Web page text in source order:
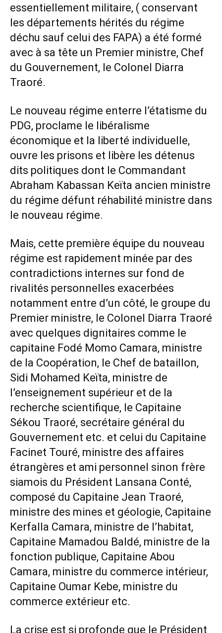
essentiellement militaire, ( conservant
les départements hérités du régime
déchu sauf celui des FAPA) a été formé
avec à sa tête un Premier ministre, Chef
du Gouvernement, le Colonel Diarra
Traoré.
Le nouveau régime enterre l’étatisme du
PDG, proclame le libéralisme
économique et la liberté individuelle,
ouvre les prisons et libère les détenus
dits politiques dont le Commandant
Abraham Kabassan Keïta ancien ministre
du régime défunt réhabilité ministre dans
le nouveau régime.
Mais, cette première équipe du nouveau
régime est rapidement minée par des
contradictions internes sur fond de
rivalités personnelles exacerbées
notamment entre d’un côté, le groupe du
Premier ministre, le Colonel Diarra Traoré
avec quelques dignitaires comme le
capitaine Fodé Momo Camara, ministre
de la Coopération, le Chef de bataillon,
Sidi Mohamed Keïta, ministre de
l’enseignement supérieur et de la
recherche scientifique, le Capitaine
Sékou Traoré, secrétaire général du
Gouvernement etc. et celui du Capitaine
Facinet Touré, ministre des affaires
étrangères et ami personnel sinon frère
siamois du Président Lansana Conté,
composé du Capitaine Jean Traoré,
ministre des mines et géologie, Capitaine
Kerfalla Camara, ministre de l’habitat,
Capitaine Mamadou Baldé, ministre de la
fonction publique, Capitaine Abou
Camara, ministre du commerce intérieur,
Capitaine Oumar Kebe, ministre du
commerce extérieur etc.
La crise est si profonde que le Président